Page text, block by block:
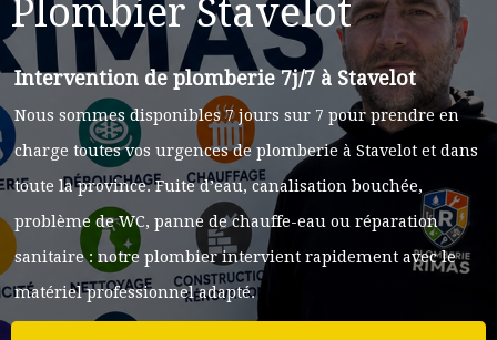
Plombier Stavelot
Intervention de plomberie 7j/7 à Stavelot
Nous sommes disponibles 7 jours sur 7 pour prendre en
charge toutes vos urgences de plomberie à Stavelot et dans
toute la province. Fuite d’eau, canalisation bouchée,
problème de WC, panne de chauffe-eau ou réparation
sanitaire : notre plombier intervient rapidement avec le
matériel professionnel adapté.